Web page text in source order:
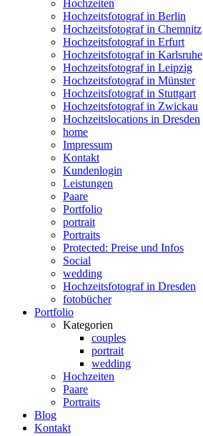
Hochzeiten
Hochzeitsfotograf in Berlin
Hochzeitsfotograf in Chemnitz
Hochzeitsfotograf in Erfurt
Hochzeitsfotograf in Karlsruhe
Hochzeitsfotograf in Leipzig
Hochzeitsfotograf in Münster
Hochzeitsfotograf in Stuttgart
Hochzeitsfotograf in Zwickau
Hochzeitslocations in Dresden
home
Impressum
Kontakt
Kundenlogin
Leistungen
Paare
Portfolio
portrait
Portraits
Protected: Preise und Infos
Social
wedding
Hochzeitsfotograf in Dresden
fotobücher
Portfolio
Kategorien
couples
portrait
wedding
Hochzeiten
Paare
Portraits
Blog
Kontakt